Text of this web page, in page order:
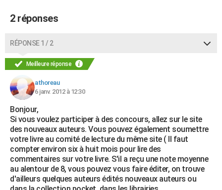
FORUM
2 réponses
RÉPONSE 1 / 2
Meilleure réponse
athoreau
6 janv. 2012 à 12:30
Bonjour,
Si vous voulez participer à des concours, allez sur le site
des nouveaux auteurs. Vous pouvez également soumettre
votre livre au comité de lecture du même site ( Il faut
compter environ six à huit mois pour lire des
commentaires sur votre livre. S'il a reçu une note moyenne
au alentour de 8, vous pouvez vous faire éditer, on trouve
d'ailleurs quelques auteurs édités nouveaux auteurs ou